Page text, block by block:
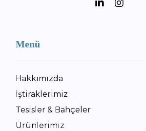
Menü
Hakkımızda
İştiraklerimiz
Tesisler & Bahçeler
Ürünlerimiz